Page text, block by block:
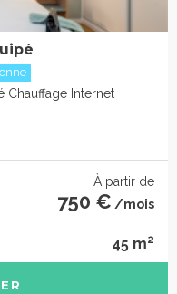
Chauffage Internet
À partir de
750 € /mois
45 m2